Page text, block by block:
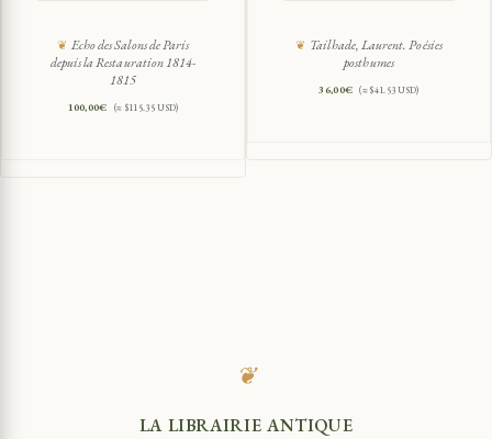
Echo des Salons de Paris
depuis la Restauration 1814-
1815
100,00€ (≈ $115.35 USD)
Tailhade, Laurent. Poésies
posthumes
36,00€ (≈ $41.53 USD)
❦
LA LIBRAIRIE ANTIQUE